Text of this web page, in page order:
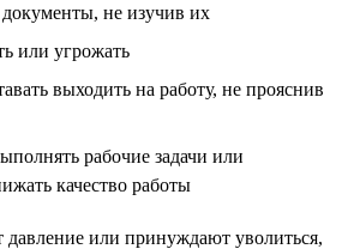
не изучив их
или угрожать
выходить на работу, не прояснив
рабочие задачи или
качество работы
давление или принуждают уволиться,